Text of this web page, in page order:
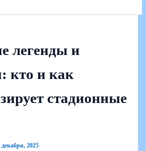
легенды и
кто и как
стадионные
декабря, 2025